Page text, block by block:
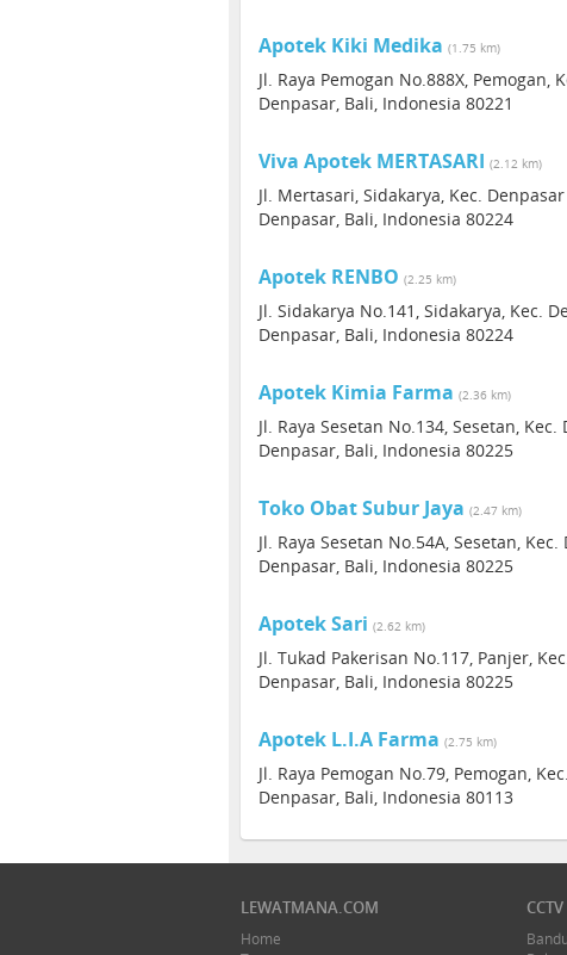
Apotek Kiki Medika (1.75 km)
Jl. Raya Pemogan No.888X, Pemogan,
Denpasar, Bali, Indonesia 80221
Viva Apotek MERTASARI (2.12 km)
Jl. Mertasari, Sidakarya, Kec.
Denpasar, Bali, Indonesia 80224
Apotek RENBO (2.25 km)
Jl. Sidakarya No.141, Sidakarya, Kec.
Denpasar, Bali, Indonesia 80224
Apotek Kimia Farma (2.36 km)
Jl. Raya Sesetan No.134, Sesetan,
Denpasar, Bali, Indonesia 80225
Toko Obat Subur Jaya (2.47 km)
Jl. Raya Sesetan No.54A, Sesetan,
Denpasar, Bali, Indonesia 80225
Apotek Sari (2.62 km)
Jl. Tukad Pakerisan No.117, Panjer,
Denpasar, Bali, Indonesia 80225
Apotek L.I.A Farma (2.75 km)
Jl. Raya Pemogan No.79, Pemogan,
Denpasar, Bali, Indonesia 80113
LEWATMANA.COM
Home
CCTV